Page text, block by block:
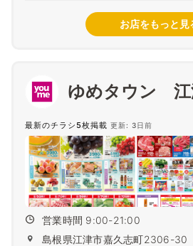
お店をもっと見
ゆめタウン 江
最新のチラシ5枚掲載 更新: 3日前
営業時間 9:00-21:00
島根県江津市嘉久志町2306-30